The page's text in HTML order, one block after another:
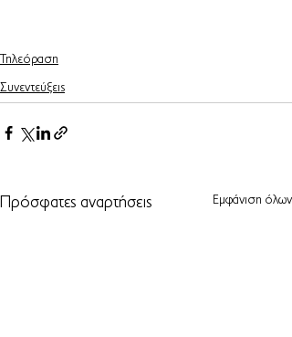
Τηλεόραση
Συνεντεύξεις
Πρόσφατες αναρτήσεις Εμφάνιση όλων